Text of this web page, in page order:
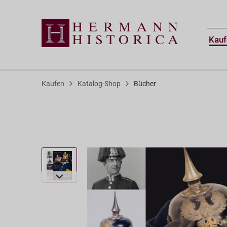
Kaufen Katalog-Shop Bücher